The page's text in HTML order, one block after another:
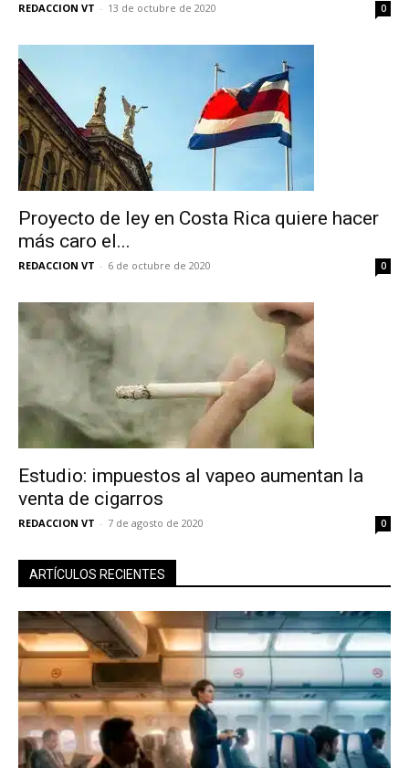
REDACCION VT - 13 de octubre de 2020 0
Proyecto de ley en Costa Rica quiere hacer
más caro el...
REDACCION VT - 6 de octubre de 2020 0
Estudio: impuestos al vapeo aumentan la
venta de cigarros
REDACCION VT - 7 de agosto de 2020 0
ARTÍCULOS RECIENTES